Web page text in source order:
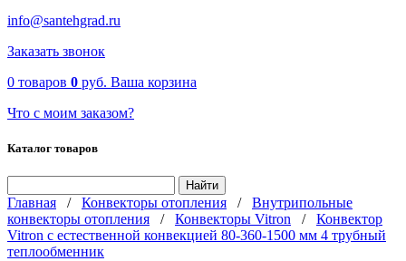
info@santehgrad.ru
Заказать звонок
0 товаров 0 руб. Ваша корзина
Что с моим заказом?
Каталог товаров
Главная / Конвекторы отопления / Внутрипольные
конвекторы отопления / Конвекторы Vitron / Конвектор
Vitron с естественной конвекцией 80-360-1500 мм 4 трубный
теплообменник